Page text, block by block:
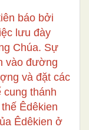
báo bởi
lưu đày
Chúa. Sự
vào đường
và đặt các
cung thánh
Êdêkien
Êdêkien ở